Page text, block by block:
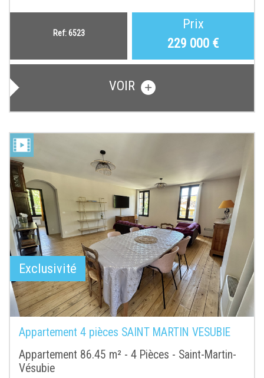
Ref: 6523
Prix
229 000 €
VOIR
Exclusivité
Appartement 4 pièces SAINT MARTIN VESUBIE
Appartement 86.45 m² - 4 Pièces - Saint-Martin-
Vésubie